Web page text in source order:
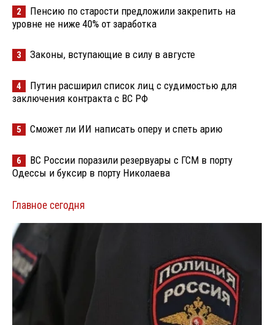
2
Пенсию по старости предложили закрепить на
уровне не ниже 40% от заработка
3 Законы, вступающие в силу в августе
4
Путин расширил список лиц с судимостью для
заключения контракта с ВС РФ
5 Сможет ли ИИ написать оперу и спеть арию
6
ВС России поразили резервуары с ГСМ в порту
Одессы и буксир в порту Николаева
Главное сегодня